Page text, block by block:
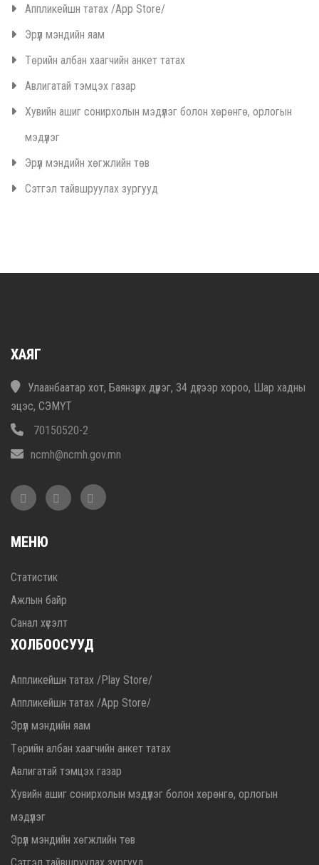
Аппликейшн татах /App Store/
Эрүүл мэндийн яам
Төрийн албан хаагчийн анкет татах
Авлигатай тэмцэх газар
Хувийн ашиг сонирхолын мэдүүлэг болон хөрөнгө, орлогын
мэдүүлэг
Эрүүл мэндийн хөгжлийн төв
Сэтгэл тайвшруулах зургууд
ХАЯГ
Улаанбаатар хот, Баянзүрх дүүрэг, 34 дүгээр хороо, Шар хадны
эцэс, СЭМҮТ
70150520-2
ncmh@ncmh.gov.mn
МЕНЮ
Статистик
Ажлын байр
Санал хүсэлт
ХОЛБООСУУД
Аппликейшн татах /Play Store/
Аппликейшн татах /App Store/
Эрүүл мэндийн яам
Төрийн албан хаагчийн анкет татах
Авлигатай тэмцэх газар
Хувийн ашиг сонирхолын мэдүүлэг болон хөрөнгө, орлогын
мэдүүлэг
Эрүүл мэндийн хөгжлийн төв
Сэтгэл тайвшруулах зургууд